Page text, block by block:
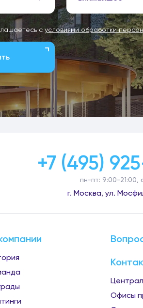
с условиями обработки
+7 (495)
пн-пт: 9:00-21:00,
г. Москва, ул.
Офисы